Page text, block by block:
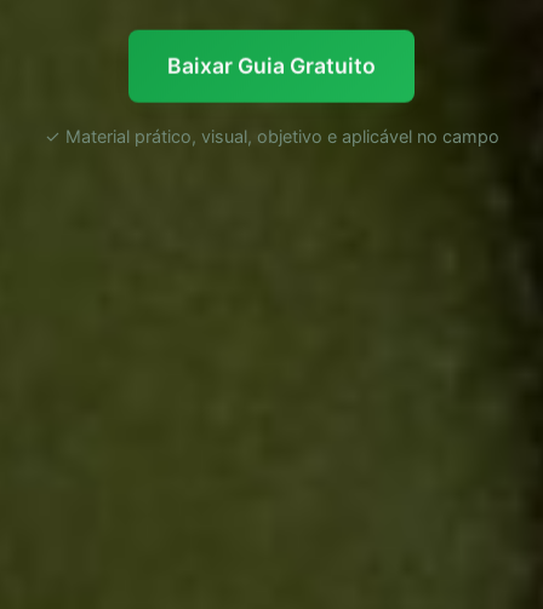
Baixar Guia Gratuito
✓ Material prático, visual, objetivo e aplicável no campo